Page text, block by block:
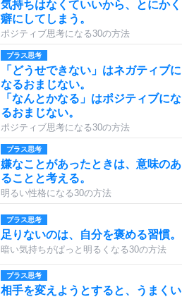
気持ちはなくていいから、とにかく
癖にしてしまう。
ポジティブ思考になる30の方法
プラス思考
「どうせできない」はネガティブに
なるおまじない。
「なんとかなる」はポジティブにな
るおまじない。
ポジティブ思考になる30の方法
プラス思考
嫌なことがあったときは、意味のあ
ることと考える。
明るい性格になる30の方法
プラス思考
足りないのは、自分を褒める習慣。
暗い気持ちがぱっと明るくなる30の方法
プラス思考
相手を変えようとすると、うまくい